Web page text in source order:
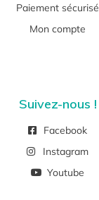
Paiement sécurisé
Mon compte
Suivez-nous !
Facebook
Instagram
Youtube